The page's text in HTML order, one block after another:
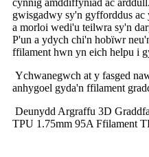
cynnig amddiffyniad ac
gwisgadwy sy'n gyfforddus
a morloi wedi'u teilwra sy'n
P'un a ydych chi'n hobïwr
ffilament hwn yn eich helpu i
Ychwanegwch at y fasged
anhygoel gyda'n ffilament
Deunydd Argraffu 3D
TPU 1.75mm 95A Ffilament